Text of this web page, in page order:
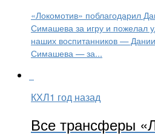
«Локомотив» поблагодарил
Симашева за игру и пожелал
наших воспитанников —
Симашева — за...
КХЛ1 год назад
Все трансферы